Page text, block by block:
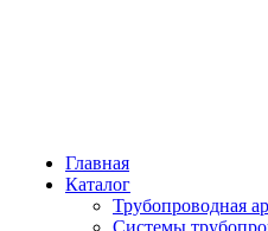
Главная
Каталог
Трубопроводная
Системы